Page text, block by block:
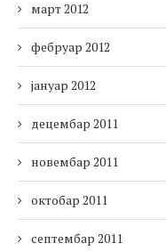
март 2012
фебруар 2012
јануар 2012
децембар 2011
новембар 2011
октобар 2011
септембар 2011